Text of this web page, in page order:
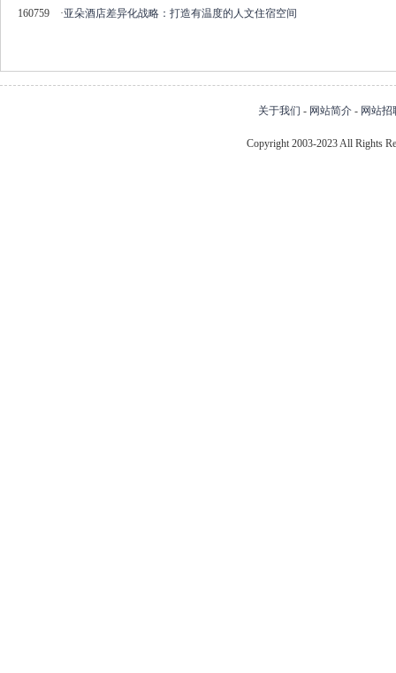
160759 ·亚朵酒店差异化战略：打造有温度的人文住宿空间
关于我们 - 网站简介 - 网站招
Copyright 2003-2023 All Rights